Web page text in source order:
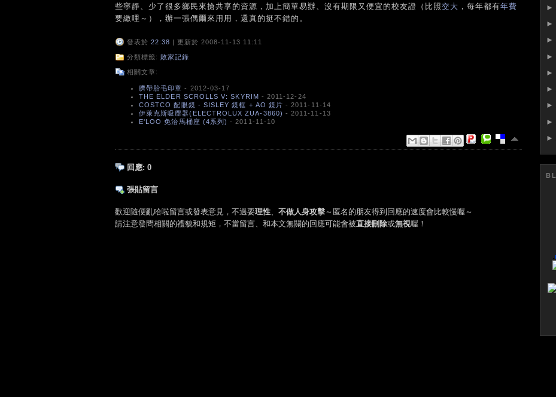
些寧靜、少了很多鄉民來搶共享的資源，加上簡單易辦、沒有期限又便宜的校友證（比照交大 ，每年都有年費
要繳哩～），辦一張偶爾來用用，還真的挺不錯的。
發表於 22:38 | 更新於 2008-11-13 11:11
分類標籤: 敗家記錄
相關文章:
臍帶胎毛印章 - 2012-03-17
THE ELDER SCROLLS V: SKYRIM - 2011-12-24
COSTCO 配眼鏡 - SISLEY 鏡框 + AO 鏡片 - 2011-11-14
伊萊克斯吸塵器(ELECTROLUX ZUA-3860) - 2011-11-13
E'LOO 免治馬桶座 (4系列) - 2011-11-10
回應: 0
張貼留言
歡迎隨便亂哈啦留言或發表意見，不過要理性、 不做人身攻擊～匿名的朋友得到回應的速度會比較慢喔～
請注意發問相關的禮貌和規矩，不當留言、和本文無關的回應可能會被直接刪除或無視喔！
►
►
►
►
►
►
►
►
►